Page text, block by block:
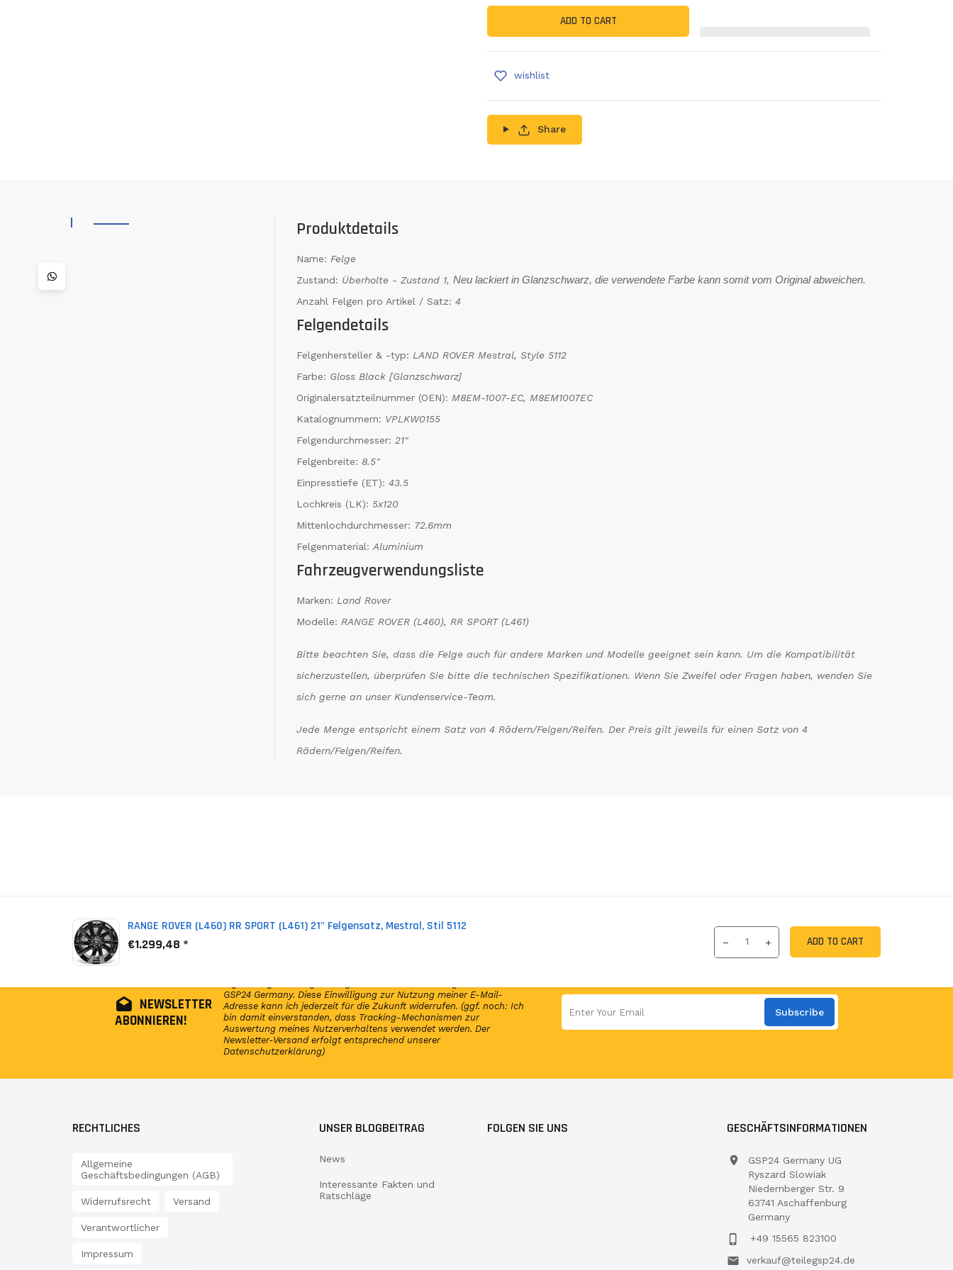
ADD TO CART
wishlist
Share
Produktdetails
Name: Felge
Zustand: Überholte - Zustand 1, Neu lackiert in Glanzschwarz, die verwendete Farbe kann somit vom Original abweichen.
Anzahl Felgen pro Artikel / Satz: 4
Felgendetails
Felgenhersteller & -typ: LAND ROVER Mestral, Style 5112
Farbe: Gloss Black [Glanzschwarz]
Originalersatzteilnummer (OEN): M8EM-1007-EC, M8EM1007EC
Katalognummern: VPLKW0155
Felgendurchmesser: 21"
Felgenbreite: 8.5"
Einpresstiefe (ET): 43.5
Lochkreis (LK): 5x120
Mittenlochdurchmesser: 72.6mm
Felgenmaterial: Aluminium
Fahrzeugverwendungsliste
Marken: Land Rover
Modelle: RANGE ROVER (L460), RR SPORT (L461)
Bitte beachten Sie, dass die Felge auch für andere Marken und Modelle geeignet sein kann. Um die Kompatibilität
sicherzustellen, überprüfen Sie bitte die technischen Spezifikationen. Wenn Sie Zweifel oder Fragen haben, wenden Sie
sich gerne an unser Kundenservice-Team.
Jede Menge entspricht einem Satz von 4 Rädern/Felgen/Reifen. Der Preis gilt jeweils für einen Satz von 4
Rädern/Felgen/Reifen.
RANGE ROVER (L460) RR SPORT (L461) 21" Felgensatz, Mestral, Stil 5112
€1.299,48 * ADD TO CART
NEWSLETTER
ABONNIEREN!
GSP24 Germany. Diese Einwilligung zur Nutzung meiner E-Mail-
Adresse kann ich jederzeit für die Zukunft widerrufen. (ggf. noch: Ich
bin damit einverstanden, dass Tracking-Mechanismen zur
Auswertung meines Nutzerverhaltens verwendet werden. Der
Newsletter-Versand erfolgt entsprechend unserer
Datenschutzerklärung)
Subscribe
RECHTLICHES
Allgemeine
Geschäftsbedingungen (AGB)
Widerrufsrecht Versand
Verantwortlicher
Impressum
UNSER BLOGBEITRAG
News
Interessante Fakten und
Ratschläge
FOLGEN SIE UNS GESCHÄFTSINFORMATIONEN
GSP24 Germany UG
Ryszard Slowiak
Niedernberger Str. 9
63741 Aschaffenburg
Germany
+49 15565 823100
verkauf@teilegsp24.de